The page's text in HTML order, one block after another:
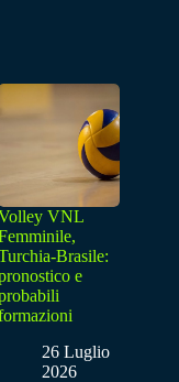
VNL
Brasile:
e
26 Luglio
2026